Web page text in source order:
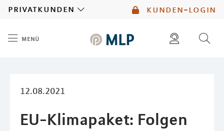
kunden-login
privatkunden
menü
12.08.2021
EU-Klimapaket: Folgen